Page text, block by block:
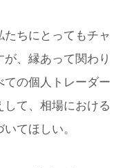
ちにとってもチャ
、縁あって関わり
ての個人トレーダー
て、相場における
てほしい。